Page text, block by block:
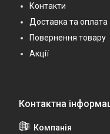
Контакти
Доставка та оплата
Повернення товару
Акції